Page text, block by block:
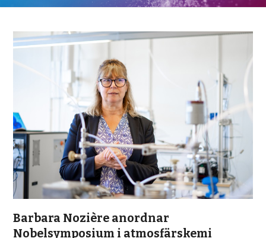
Barbara Nozière anordnar
Nobelsymposium i atmosfärskemi